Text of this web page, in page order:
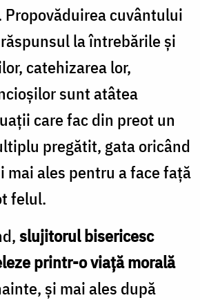
Propovăduirea cuvântului
la întrebările și
catehizarea lor,
sunt atâtea
care fac din preot un
pregătit, gata oricând
mai ales pentru a face față
felul.
slujitorul bisericesc
printr-o viață morală
și mai ales după